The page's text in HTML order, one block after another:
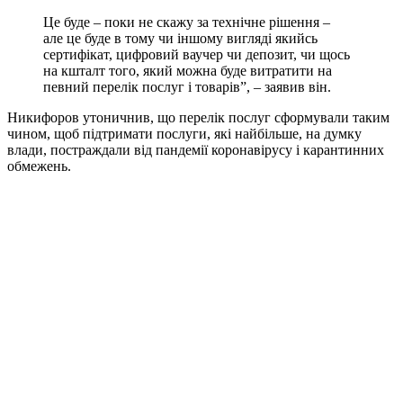
Це буде – поки не скажу за технічне рішення –
але це буде в тому чи іншому вигляді якийсь
сертифікат, цифровий ваучер чи депозит, чи щось
на кшталт того, який можна буде витратити на
певний перелік послуг і товарів”, – заявив він.
Никифоров утоничнив, що перелік послуг сформували таким
чином, щоб підтримати послуги, які найбільше, на думку
влади, постраждали від пандемії коронавірусу і карантинних
обмежень.